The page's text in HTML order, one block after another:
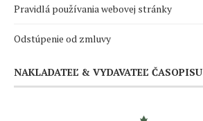
Pravidlá používania webovej stránky
Odstúpenie od zmluvy
NAKLADATEĽ & VYDAVATEĽ ČASOPISU